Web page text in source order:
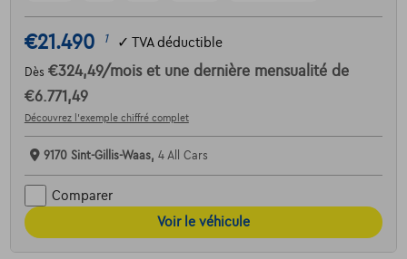
€21.490 1 ✓ TVA déductible
Dès €324,49/mois et une dernière mensualité de
€6.771,49
Découvrez l’exemple chiffré complet
9170 Sint-Gillis-Waas, 4 All Cars
Comparer
Voir le véhicule